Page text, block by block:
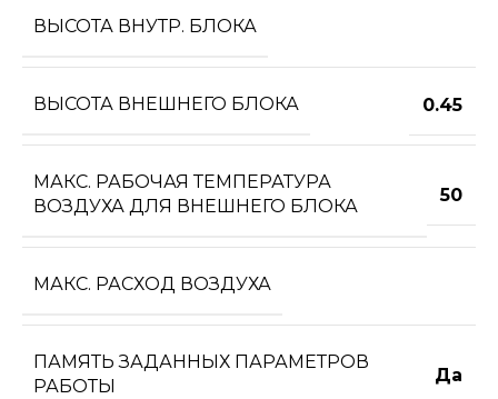
ВЫСОТА ВНУТР. БЛОКА
ВЫСОТА ВНЕШНЕГО БЛОКА 0.45
МАКС. РАБОЧАЯ ТЕМПЕРАТУРА
ВОЗДУХА ДЛЯ ВНЕШНЕГО БЛОКА
50
МАКС. РАСХОД ВОЗДУХА
ПАМЯТЬ ЗАДАННЫХ ПАРАМЕТРОВ
РАБОТЫ
Да